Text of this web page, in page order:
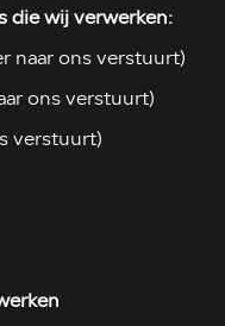
die wij verwerken:
naar ons verstuurt)
ons verstuurt)
verstuurt)